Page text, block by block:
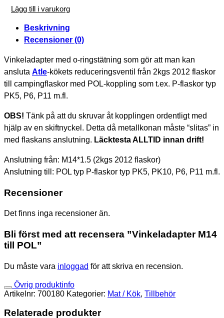
Lägg till i varukorg
Beskrivning
Recensioner (0)
Vinkeladapter med o-ringstätning som gör att man kan
ansluta Atle-kökets reduceringsventil från 2kgs 2012 flaskor
till campingflaskor med POL-koppling som t.ex. P-flaskor typ
PK5, P6, P11 m.fl.
OBS! Tänk på att du skruvar åt kopplingen ordentligt med
hjälp av en skiftnyckel. Detta då metallkonan måste “slitas” in
med flaskans anslutning. Läcktesta ALLTID innan drift!
Anslutning från: M14*1.5 (2kgs 2012 flaskor)
Anslutning till: POL typ P-flaskor typ PK5, PK10, P6, P11 m.fl.
Recensioner
Det finns inga recensioner än.
Bli först med att recensera ”Vinkeladapter M14
till POL”
Du måste vara inloggad för att skriva en recension.
Övrig produktinfo
Artikelnr: 700180 Kategorier: Mat / Kök, Tillbehör
Relaterade produkter